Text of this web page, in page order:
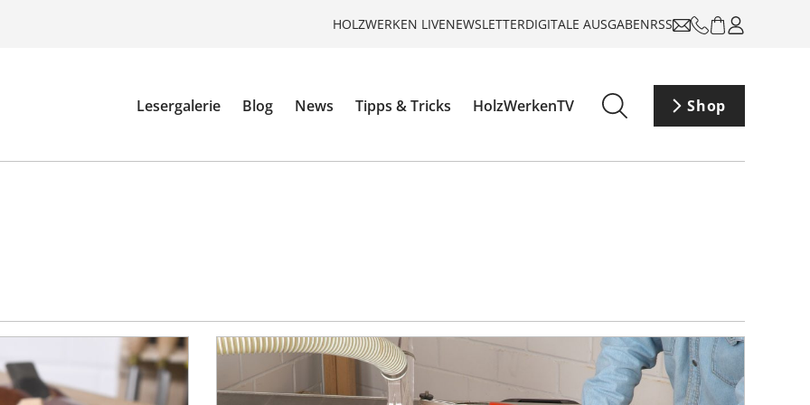
HOLZWERKEN LIVENEWSLETTERDIGITALE AUSGABENRSS
Lesergalerie Blog News Tipps & Tricks HolzWerkenTV Shop